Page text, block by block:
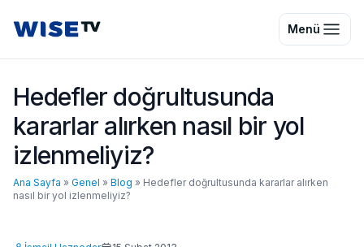
Wise TV Menü
Hedefler doğrultusunda
kararlar alırken nasıl bir yol
izlenmeliyiz?
Ana Sayfa » Genel » Blog » Hedefler doğrultusunda kararlar alırken
nasıl bir yol izlenmeliyiz?